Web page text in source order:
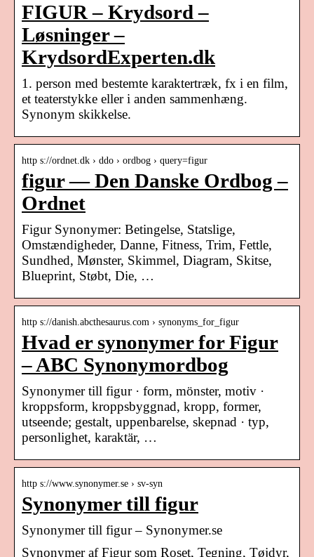
FIGUR – Krydsord –
Løsninger –
KrydsordExperten.dk
1. person med bestemte karaktertræk, fx i en film,
et teaterstykke eller i anden sammenhæng.
Synonym skikkelse.
http s://ordnet.dk › ddo › ordbog › query=figur
figur — Den Danske Ordbog –
Ordnet
Figur Synonymer: Betingelse, Statslige,
Omstændigheder, Danne, Fitness, Trim, Fettle,
Sundhed, Mønster, Skimmel, Diagram, Skitse,
Blueprint, Støbt, Die, …
http s://danish.abcthesaurus.com › synonyms_for_figur
Hvad er synonymer for Figur
– ABC Synonymordbog
Synonymer till figur · form, mönster, motiv ·
kroppsform, kroppsbyggnad, kropp, former,
utseende; gestalt, uppenbarelse, skepnad · typ,
personlighet, karaktär, …
http s://www.synonymer.se › sv-syn
Synonymer till figur
Synonymer till figur – Synonymer.se
Synonymer af Figur som Roset, Tegning, Tøjdyr,